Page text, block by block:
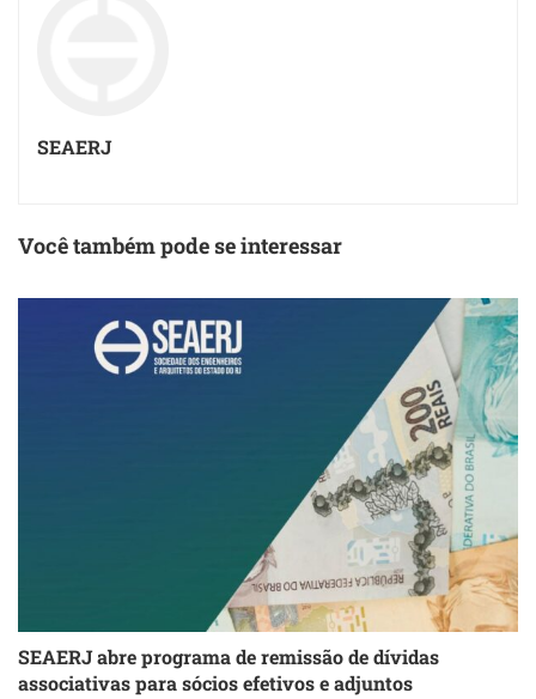
SEAERJ
Você também pode se interessar
SEAERJ abre programa de remissão de dívidas
associativas para sócios efetivos e adjuntos